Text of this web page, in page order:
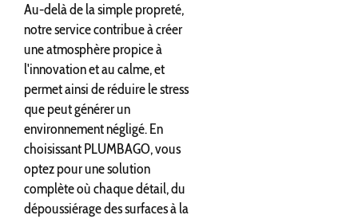
Au-delà de la simple propreté,
notre service contribue à créer
une atmosphère propice à
l'innovation et au calme, et
permet ainsi de réduire le stress
que peut générer un
environnement négligé. En
choisissant PLUMBAGO, vous
optez pour une solution
complète où chaque détail, du
dépoussiérage des surfaces à la